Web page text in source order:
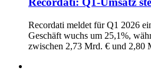
Recordati meldet für Q1 2026
Geschäft wuchs um 25,1%,
zwischen 2,73 Mrd. € und